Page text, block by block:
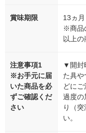
賞味期限
13ヵ月
※商品
以上の
注意事項1
※お手元に届
いた商品を必
ずご確認くだ
さい
▼開封
た具や
どに
過度の
り（
い。